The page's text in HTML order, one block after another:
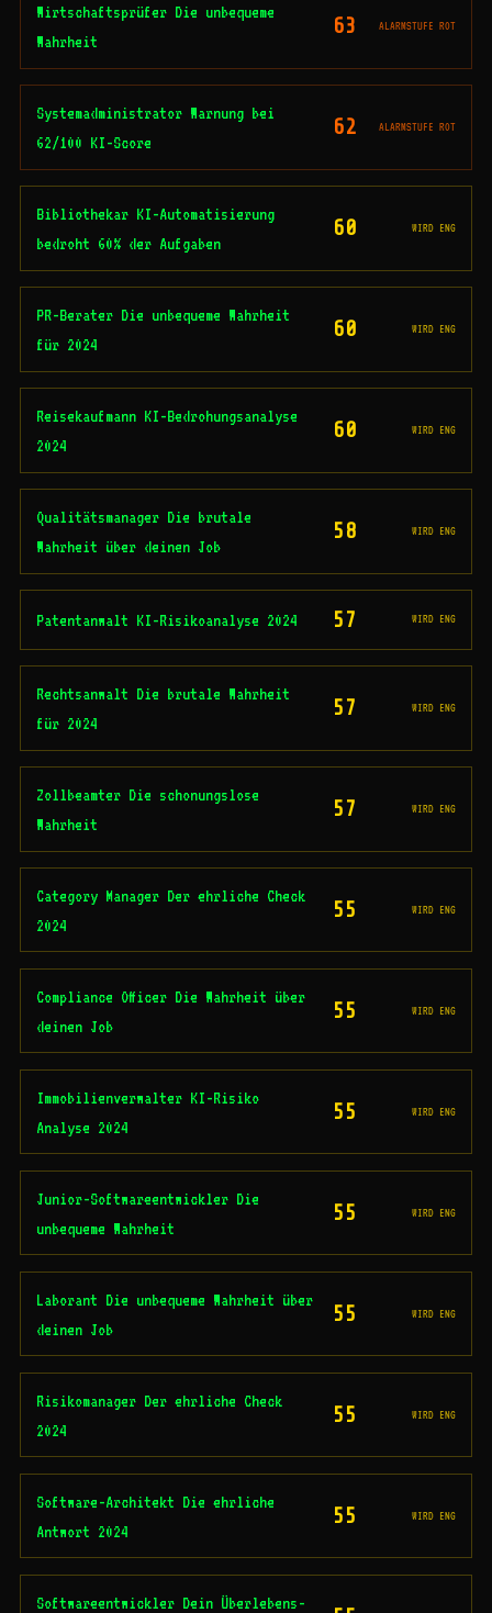
Wirtschaftsprüfer Die unbequeme
Wahrheit
63 ALARMSTUFE ROT
Systemadministrator Warnung bei
62/100 KI-Score
62 ALARMSTUFE ROT
Bibliothekar KI-Automatisierung
bedroht 60% der Aufgaben
60 WIRD ENG
PR-Berater Die unbequeme Wahrheit
für 2024
60 WIRD ENG
Reisekaufmann KI-Bedrohungsanalyse
2024
60 WIRD ENG
Qualitätsmanager Die brutale
Wahrheit über deinen Job
58 WIRD ENG
Patentanwalt KI-Risikoanalyse 2024 57 WIRD ENG
Rechtsanwalt Die brutale Wahrheit
für 2024
57 WIRD ENG
Zollbeamter Die schonungslose
Wahrheit
57 WIRD ENG
Category Manager Der ehrliche Check
2024
55 WIRD ENG
Compliance Officer Die Wahrheit über
deinen Job
55 WIRD ENG
Immobilienverwalter KI-Risiko
Analyse 2024
55 WIRD ENG
Junior-Softwareentwickler Die
unbequeme Wahrheit
55 WIRD ENG
Laborant Die unbequeme Wahrheit über
deinen Job
55 WIRD ENG
Risikomanager Der ehrliche Check
2024
55 WIRD ENG
Software-Architekt Die ehrliche
Antwort 2024
55 WIRD ENG
Softwareentwickler Dein Überlebens-